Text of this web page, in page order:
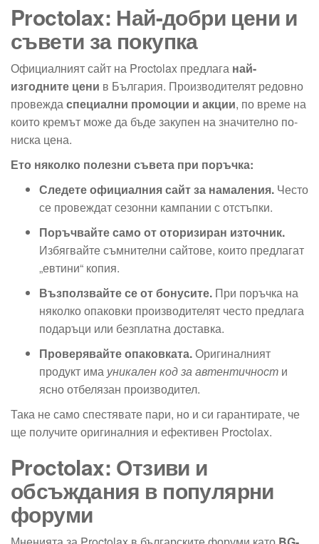
Proctolax: Най-добри цени и
съвети за покупка
Официалният сайт на Proctolax предлага най-
изгодните цени в България. Производителят редовно
провеждаспециални промоции и акции, по време на
които кремът може да бъде закупен на значително по-
ниска цена.
Ето няколко полезни съвета при поръчка:
Следете официалния сайт за намаления. Често
се провеждат сезонни кампании с отстъпки.
Поръчвайте само от оторизиран източник.
Избягвайте съмнителни сайтове, които предлагат
„евтини“ копия.
Възползвайте се от бонусите. При поръчка на
няколко опаковки производителят често предлага
подаръци или безплатна доставка.
Проверявайте опаковката.Оригиналният
продукт има уникален код за автентичност и
ясно отбелязан производител.
Така не само спестявате пари, но и си гарантирате, че
ще получите оригиналния и ефективен Proctolax.
Proctolax: Отзиви и
обсъждания в популярни
форуми